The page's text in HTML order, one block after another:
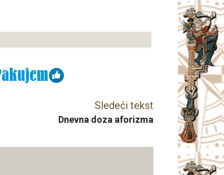
Sledeći tekst
Dnevna doza aforizma